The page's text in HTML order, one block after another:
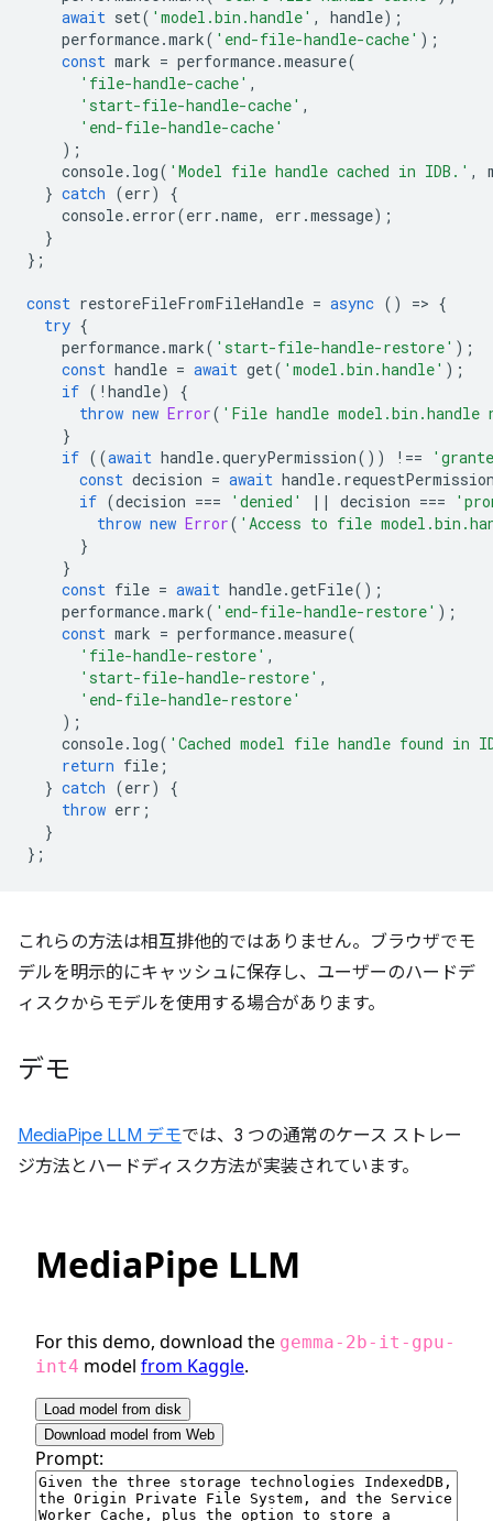
await set( 'model.bin.handle' , handle);
performance.mark( 'end-file-handle-cache' );
const mark = performance.measure(
'file-handle-cache' ,
'start-file-handle-cache' ,
'end-file-handle-cache'
);
console. log( 'Model file handle cached in IDB.' ,
} catch (err)
{
console. error(err .name, err .message);
}
};
const restoreFileFromFileHandle = async () => {
try {
performance.mark( 'start-file-handle-restore' );
const handle = await get( 'model.bin.handle' );
if ( ! handle)
{
throw new Error( 'File handle
}
if ((await handle.queryPermission()) !==
const decision = await handle.
if (decision === 'denied' || decision ===
throw new Error( 'Access to file
}
}
const file = await handle.getFile();
performance.mark( 'end-file-handle-restore' );
const mark = performance.measure(
'file-handle-restore' ,
'start-file-handle-restore' ,
'end-file-handle-restore'
);
console. log( 'Cached model file handle found in
return file ;
} catch (err)
{
throw err ;
}
};
これらの方法は相互排他的ではありません。ブラウザでモ
デルを明示的にキャッシュに保存し、ユーザーのハードデ
ィスクからモデルを使用する場合があります。
デモ
MediaPipe LLM デモでは、3 つの通常のケース ストレー
ジ方法とハードディスク方法が実装されています。